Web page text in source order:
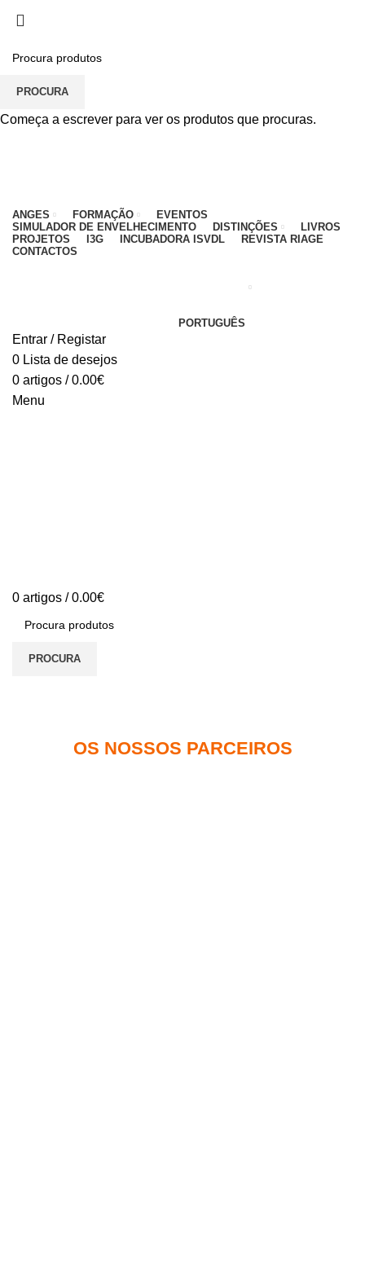
EDUCATIVO - 912 092 520 | GERAL - 911 997 434
(CHAMADA PARA REDE MÓVEL NACIONAL)
ANGES FORMAÇÃO
EVENTOS
SIMULADOR DE ENVELHECIMENTO
DISTINÇÕES
LIVROS
PROJETOS
I3G INCUBADORA ISVDL
REVISTA RIAGE
CONTACTOS
PORTUGUÊS
Entrar / Registar
0 Lista de desejos
0 artigos / 0.00€
Menu
0 artigos / 0.00€
PROCURA
OS NOSSOS PARCEIROS
PROCURA
Começa a escrever para ver os produtos que procuras.